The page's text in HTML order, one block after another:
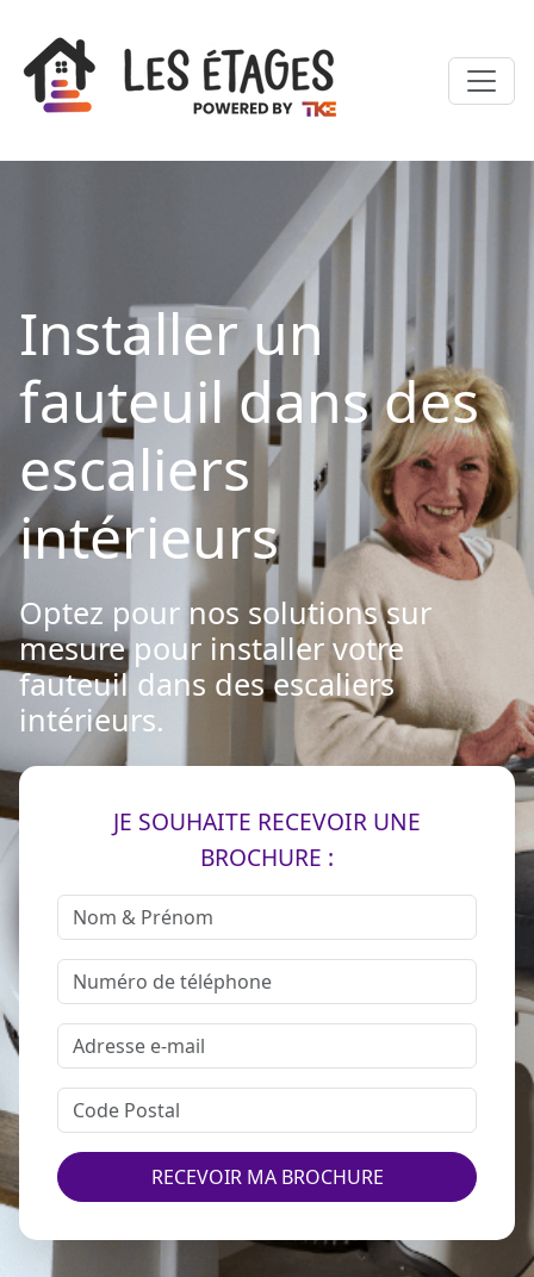
Installer un
fauteuil dans des
escaliers
intérieurs
Optez pour nos solutions sur
mesure pour installer votre
fauteuil dans des escaliers
intérieurs.
JE SOUHAITE RECEVOIR UNE
BROCHURE :
RECEVOIR MA BROCHURE